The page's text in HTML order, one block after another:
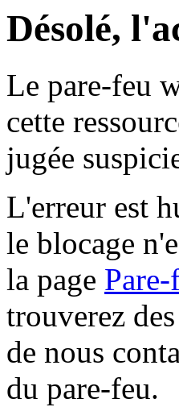
Désolé,
Le pare-feu
cette
jugée
L'erreur est
le blocage
la page
trouverez
de nous
du pare-feu.